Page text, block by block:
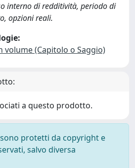
interno di redditività, periodo di
opzioni reali.
volume (Capitolo o Saggio)
a questo prodotto.
protetti da copyright e
salvo diversa